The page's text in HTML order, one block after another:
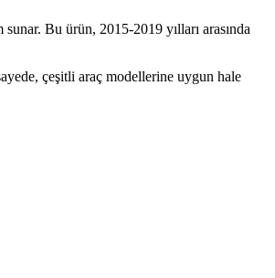
Bu ürün, 2015-2019 yılları arasında
çeşitli araç modellerine uygun hale